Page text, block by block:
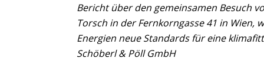
Bericht über den gemeinsamen Besuch
Torsch in der Fernkorngasse 41 in
Energien neue Standards für eine
Schöberl & Pöll GmbH